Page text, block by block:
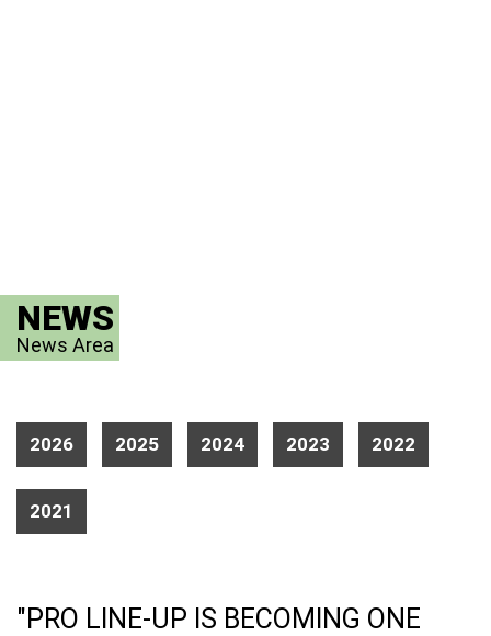
NEWS
News Area
2026 2025 2024 2023 2022
2021
"PRO LINE-UP IS BECOMING ONE